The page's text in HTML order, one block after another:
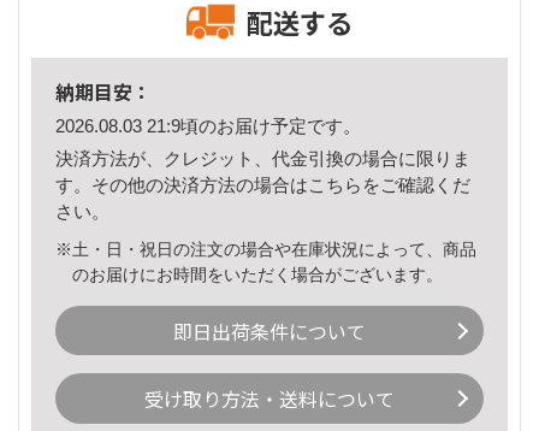
配送する
納期目安：
2026.08.03 21:9頃のお届け予定です。
決済方法が、クレジット、代金引換の場合に限りま
す。その他の決済方法の場合はこちら をご確認くだ
さい。
※土・日・祝日の注文の場合や在庫状況によって、商品
のお届けにお時間をいただく場合がございます。
即日出荷条件について
受け取り方法・送料について